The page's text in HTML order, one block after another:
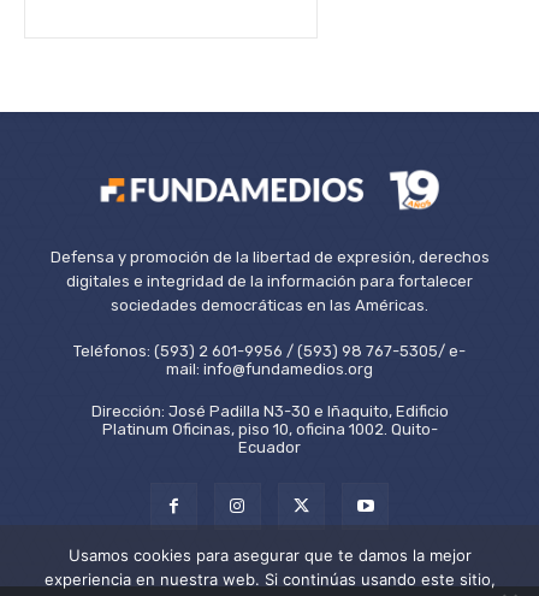
Defensa y promoción de la libertad de expresión, derechos
digitales e integridad de la información para fortalecer
sociedades democráticas en las Américas.
Teléfonos: (593) 2 601-9956 / (593) 98 767-5305/ e-
mail: info@fundamedios.org
Dirección: José Padilla N3-30 e Iñaquito, Edificio
Platinum Oficinas, piso 10, oficina 1002. Quito-
Ecuador
Usamos cookies para asegurar que te damos la mejor
experiencia en nuestra web. Si continúas usando este sitio,